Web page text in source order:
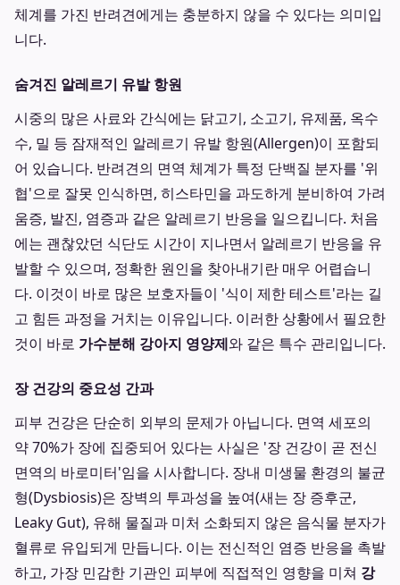
체계를 가진 반려견에게는 충분하지 않을 수 있다는 의미입
니다.
숨겨진 알레르기 유발 항원
시중의 많은 사료와 간식에는 닭고기, 소고기, 유제품, 옥수
수, 밀 등 잠재적인 알레르기 유발 항원(Allergen)이 포함되
어 있습니다. 반려견의 면역 체계가 특정 단백질 분자를 '위
협'으로 잘못 인식하면, 히스타민을 과도하게 분비하여 가려
움증, 발진, 염증과 같은 알레르기 반응을 일으킵니다. 처음
에는 괜찮았던 식단도 시간이 지나면서 알레르기 반응을 유
발할 수 있으며, 정확한 원인을 찾아내기란 매우 어렵습니
다. 이것이 바로 많은 보호자들이 '식이 제한 테스트'라는 길
고 힘든 과정을 거치는 이유입니다. 이러한 상황에서 필요한
것이 바로 가수분해 강아지 영양제와 같은 특수 관리입니다.
장 건강의 중요성 간과
피부 건강은 단순히 외부의 문제가 아닙니다. 면역 세포의
약 70%가 장에 집중되어 있다는 사실은 '장 건강이 곧 전신
면역의 바로미터'임을 시사합니다. 장내 미생물 환경의 불균
형(Dysbiosis)은 장벽의 투과성을 높여(새는 장 증후군,
Leaky Gut), 유해 물질과 미처 소화되지 않은 음식물 분자가
혈류로 유입되게 만듭니다. 이는 전신적인 염증 반응을 촉발
하고, 가장 민감한 기관인 피부에 직접적인 영향을 미쳐 강